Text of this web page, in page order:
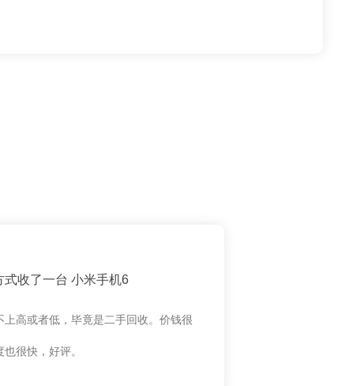
式收了一台 小米手机6
上高或者低，毕竟是二手回收。价钱很
很快，好评。